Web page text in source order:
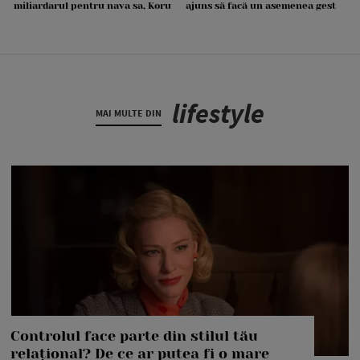
miliardarul pentru nava sa, Koru ajuns să facă un asemenea gest
MAI MULTE DIN lifestyle
Controlul face parte din stilul tău
relațional? De ce ar putea fi o mare